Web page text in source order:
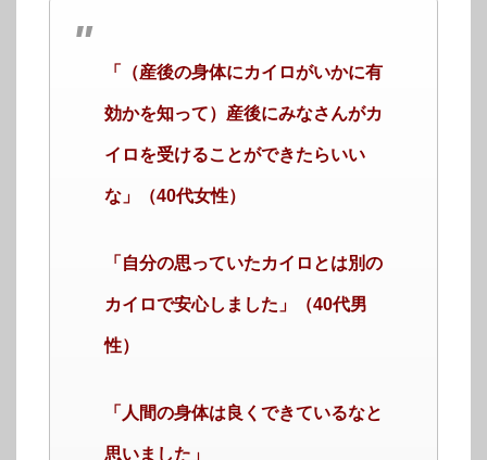
「（産後の身体にカイロがいかに有
効かを知って）産後にみなさんがカ
イロを受けることができたらいい
な」（40代女性）
「自分の思っていたカイロとは別の
カイロで安心しました」（40代男
性）
「人間の身体は良くできているなと
思いました」